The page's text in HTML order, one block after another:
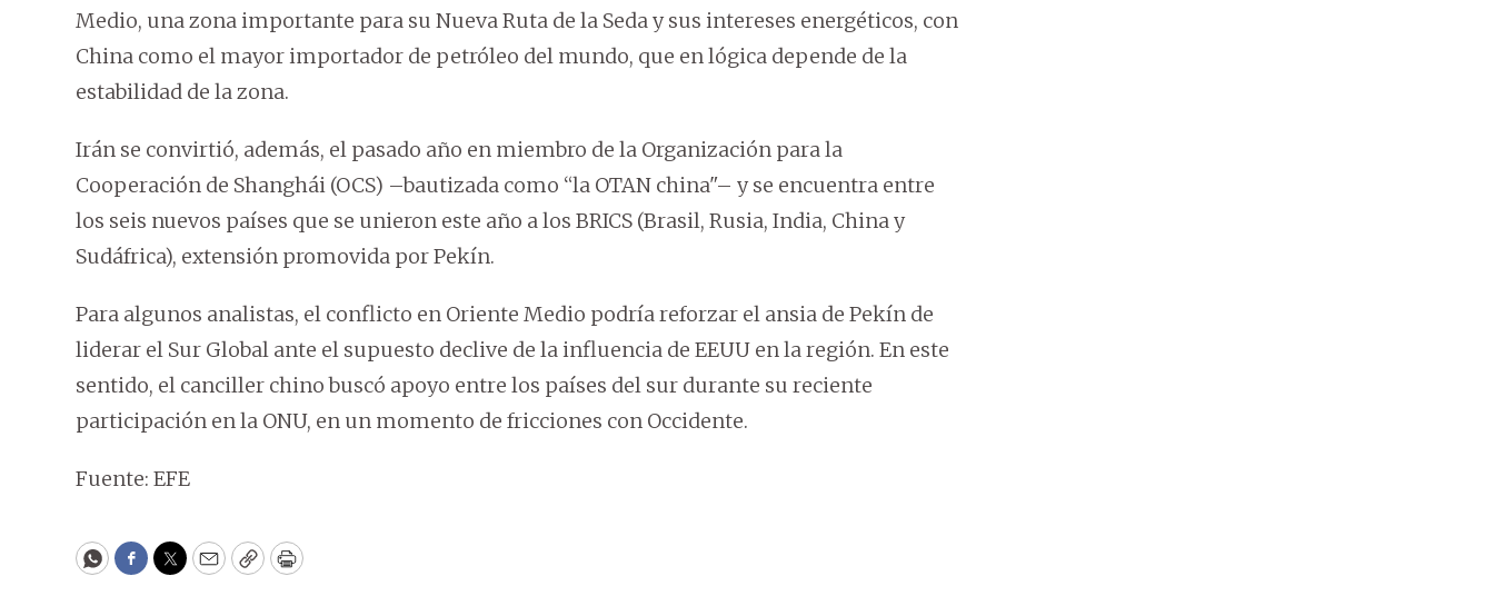
Medio, una zona importante para su Nueva Ruta de la Seda y sus intereses energéticos, con
China como el mayor importador de petróleo del mundo, que en lógica depende de la
estabilidad de la zona.
Irán se convirtió, además, el pasado año en miembro de la Organización para la
Cooperación de Shanghái (OCS) –bautizada como “la OTAN china"– y se encuentra entre
los seis nuevos países que se unieron este año a los BRICS (Brasil, Rusia, India, China y
Sudáfrica), extensión promovida por Pekín.
Para algunos analistas, el conflicto en Oriente Medio podría reforzar el ansia de Pekín de
liderar el Sur Global ante el supuesto declive de la influencia de EEUU en la región. En este
sentido, el canciller chino buscó apoyo entre los países del sur durante su reciente
participación en la ONU, en un momento de fricciones con Occidente.
Fuente: EFE
WhatsApp
Facebook
Twitter
EmailCopyPrint